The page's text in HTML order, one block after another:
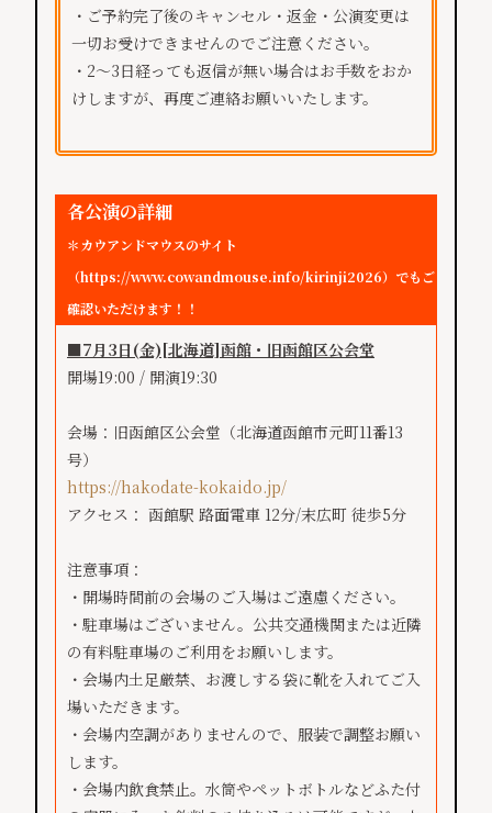
・ご予約完了後のキャンセル・返金・公演変更は
一切お受けできませんのでご注意ください。
・2～3日経っても返信が無い場合はお手数をおか
けしますが、再度ご連絡お願いいたします。
各公演の詳細
＊カウアンドマウスのサイト
（https://www.cowandmouse.info/kirinji2026）でもご
確認いただけます！！
■7月3日(金)[北海道]函館・旧函館区公会堂
開場19:00 / 開演19:30
会場：旧函館区公会堂（北海道函館市元町11番13
号）
https://hakodate-kokaido.jp/
アクセス： 函館駅 路面電車 12分/末広町 徒歩5分
注意事項：
・開場時間前の会場のご入場はご遠慮ください。
・駐車場はございません。公共交通機関または近隣
の有料駐車場のご利用をお願いします。
・会場内土足厳禁、お渡しする袋に靴を入れてご入
場いただきます。
・会場内空調がありませんので、服装で調整お願い
します。
・会場内飲食禁止。水筒やペットボトルなどふた付